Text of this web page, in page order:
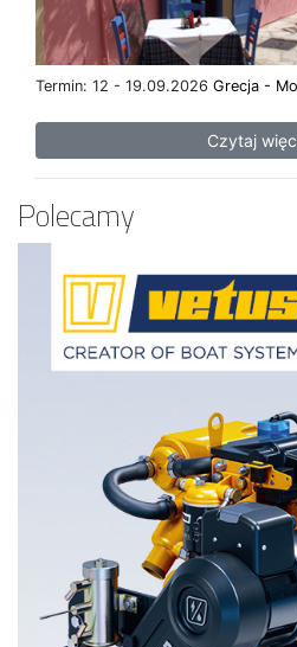
Termin: 12 - 19.09.2026 Grecja -
Czytaj
Polecamy